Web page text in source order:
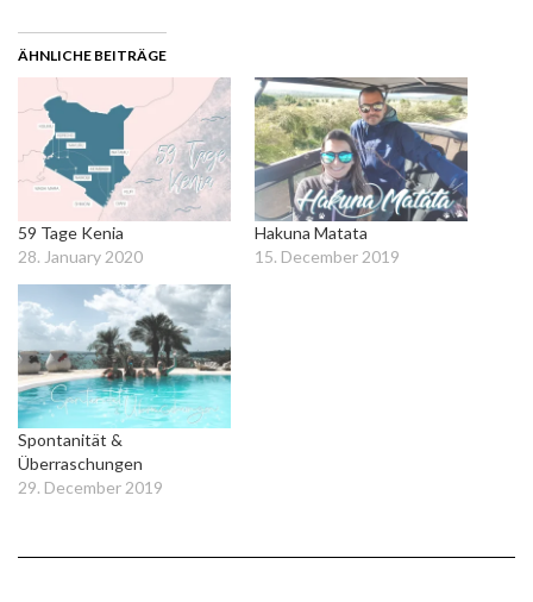
ÄHNLICHE BEITRÄGE
59 Tage Kenia
28. January 2020
Hakuna Matata
15. December 2019
Spontanität &
Überraschungen
29. December 2019